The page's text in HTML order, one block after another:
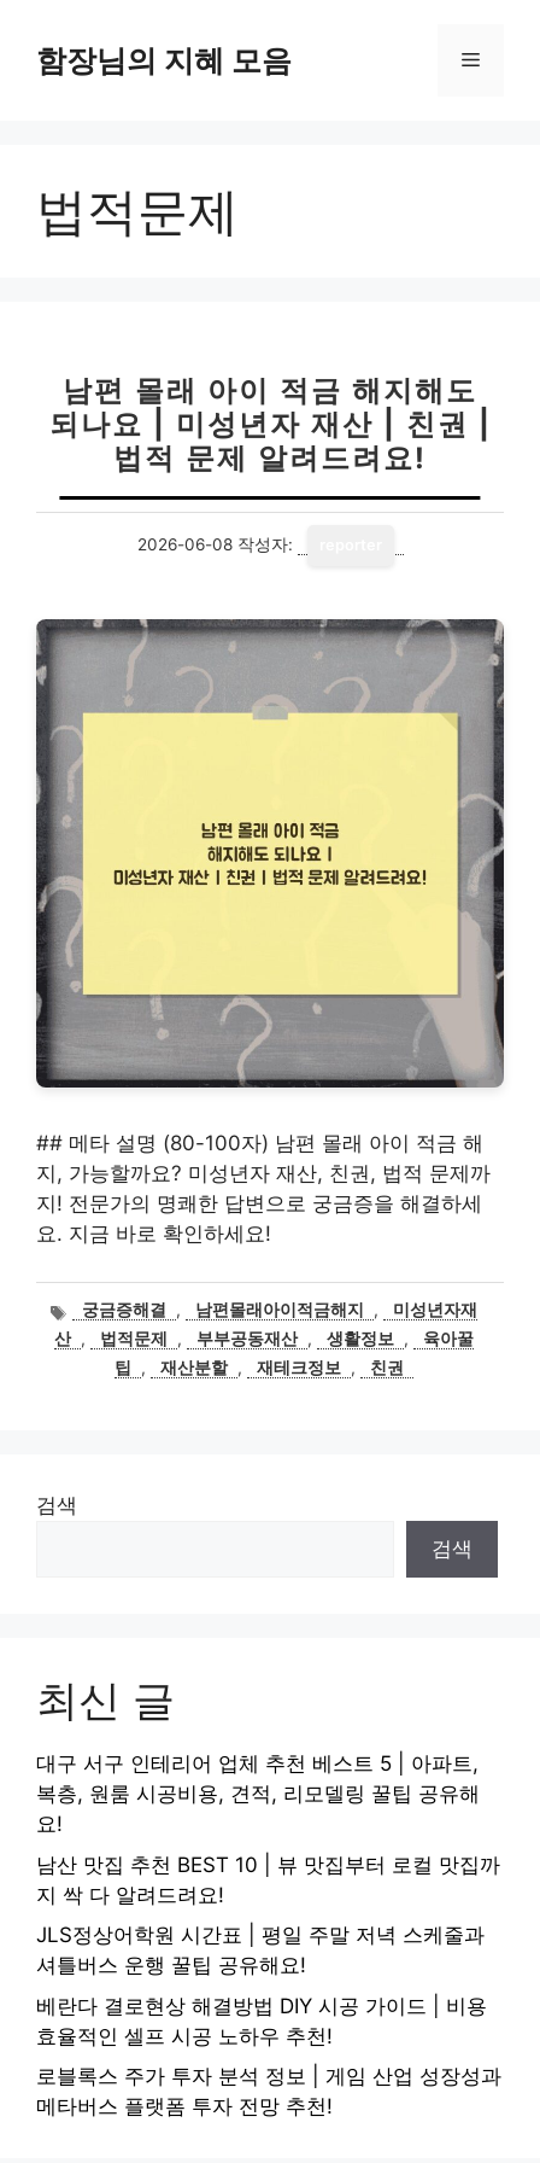
함장님의 지혜 모음 메
법적문제
남편 몰래 아이 적금 해지해도
되나요 | 미성년자 재산 | 친권 |
법적 문제 알려드려요!
2026-06-08 작성자:
## 메타 설명 (80-100자) 남편 몰래 아이 적금 해
지, 가능할까요? 미성년자 재산, 친권, 법적 문제까
지! 전문가의 명쾌한 답변으로 궁금증을 해결하세
요. 지금 바로 확인하세요!
태궁금증해결 , 남편몰래아이적금해지 ,
미성년자재
산 , 법적문제 , 부부공동재산 , 생활정보 ,
육아꿀
팁
, 재산분할 , 재테크정보 , 친권
검색
검색
최신 글
대구 서구 인테리어 업체 추천 베스트 5 | 아파트,
복층, 원룸 시공비용, 견적, 리모델링 꿀팁 공유해
요!
남산 맛집 추천 BEST 10 | 뷰 맛집부터 로컬 맛집까
지 싹 다 알려드려요!
JLS정상어학원 시간표 | 평일 주말 저녁 스케줄과
셔틀버스 운행 꿀팁 공유해요!
베란다 결로현상 해결방법 DIY 시공 가이드 | 비용
효율적인 셀프 시공 노하우 추천!
로블록스 주가 투자 분석 정보 | 게임 산업 성장성과
메타버스 플랫폼 투자 전망 추천!